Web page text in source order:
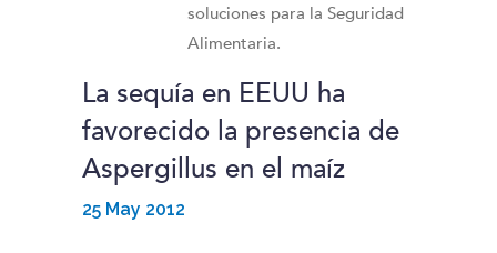
soluciones para la Seguridad
Alimentaria.
La sequía en EEUU ha
favorecido la presencia de
Aspergillus en el maíz
25 May 2012